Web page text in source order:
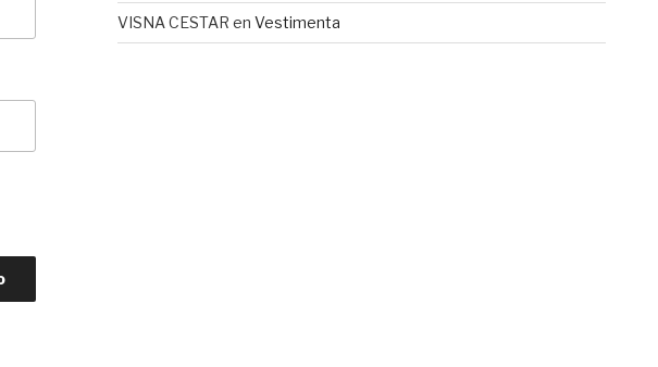
VISNA CESTAR en Vestimenta